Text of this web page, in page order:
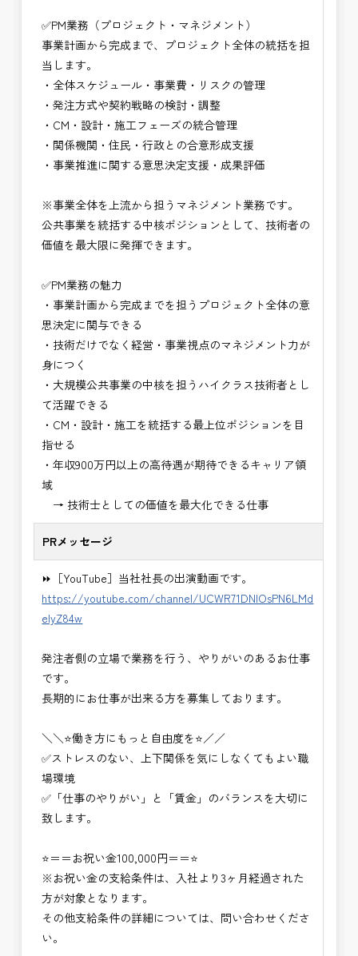
・CM・設計・施工を統括する最上位ポジションを
目指せる
・年収900万円以上の高待遇が期待できるキャリア
領域
→ 技術士としての価値を最大化できる仕事
■勤務地について、ご希望のある方は別途ご相談く
ださい。
国土交通省、地方自治体
（東北地方、関東地方、中部地方、近畿地方など）
■発注者支援業務＜希望する業務をお選びくださ
い。＞
・＜急募＞工事監督支援業務
・NEXCO（ネクスコ）施工管理
・NEXCO（ネクスコ）点検業務
・NEXCO（ネクスコ）保全調査
・積算技術業務
・設計コンサルティング業務（数量算出、図面の
修正など）
・河川巡視支援業務
・道路許認可審査・適正化指導業務
・調査設計資料作成業務
・施工体制調査員
・建設プロジェクト・マネジメント業務
・PM業務、CM業務
※応募書類等の送付方法につきましては、基本的に
Ｅメールで送付
頂きたいと思います。
✅PM業務（プロジェクト・マネジメント）
事業計画から完成まで、プロジェクト全体の統括を担
当します。
・全体スケジュール・事業費・リスクの管理
・発注方式や契約戦略の検討・調整
・CM・設計・施工フェーズの統合管理
・関係機関・住民・行政との合意形成支援
・事業推進に関する意思決定支援・成果評価
※事業全体を上流から担うマネジメント業務です。
公共事業を統括する中核ポジションとして、技術者の
価値を最大限に発揮できます。
✅PM業務の魅力
・事業計画から完成までを担うプロジェクト全体の意
思決定に関与できる
・技術だけでなく経営・事業視点のマネジメント力が
身につく
・大規模公共事業の中核を担うハイクラス技術者とし
て活躍できる
・CM・設計・施工を統括する最上位ポジションを目
指せる
・年収900万円以上の高待遇が期待できるキャリア領
域
→ 技術士としての価値を最大化できる仕事
PRメッセージ
⏩［YouTube］当社社長の出演動画です。
https://youtube.com/channel/UCWR71DNlOsPN6LMd
eIyZ84w
発注者側の立場で業務を行う、やりがいのあるお仕事
です。
長期的にお仕事が出来る方を募集しております。
＼＼⭐働き方にもっと自由度を⭐／／
✅ストレスのない、上下関係を気にしなくてもよい職
場環境
✅「仕事のやりがい」と「賃金」のバランスを大切に
致します。
⭐＝＝お祝い金100,000円＝＝⭐
※お祝い金の支給条件は、入社より3ヶ月経過された
方が対象となります。
その他支給条件の詳細については、問い合わせくださ
い。